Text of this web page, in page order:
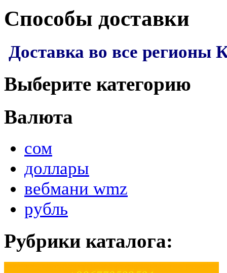
Способы доставки
Доставка во все регионы
Выберите категорию
Валюта
сом
доллары
вебмани wmz
рубль
Рубрики каталога: